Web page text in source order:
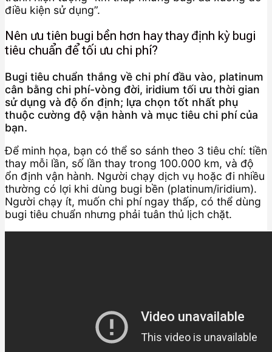
điều kiện sử dụng”.
Nên ưu tiên bugi bền hơn hay thay định kỳ bugi
tiêu chuẩn để tối ưu chi phí?
Bugi tiêu chuẩn thắng về chi phí đầu vào, platinum
cân bằng chi phí-vòng đời, iridium tối ưu thời gian
sử dụng và độ ổn định; lựa chọn tốt nhất phụ
thuộc cường độ vận hành và mục tiêu chi phí của
bạn.
Để minh họa, bạn có thể so sánh theo 3 tiêu chí: tiền
thay mỗi lần, số lần thay trong 100.000 km, và độ
ổn định vận hành. Người chạy dịch vụ hoặc đi nhiều
thường có lợi khi dùng bugi bền (platinum/iridium).
Người chạy ít, muốn chi phí ngay thấp, có thể dùng
bugi tiêu chuẩn nhưng phải tuân thủ lịch chặt.